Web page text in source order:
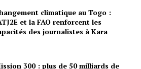
climatique au Togo :
et la FAO renforcent les
des journalistes à Kara
300 : plus de 50 milliards de